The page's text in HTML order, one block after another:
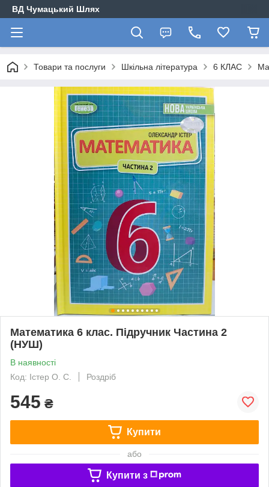
ВД Чумацький Шлях
Товари та послуги Шкільна література 6 КЛАС
Математика 6 клас. Підручник Частина 2
(НУШ)
В наявності
Код: Істер О. С.
Роздріб
545 ₴
Купити
або
Купити з